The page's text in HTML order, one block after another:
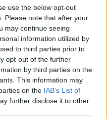
use the below opt-out
Please note that after your
may continue seeing
information utilized by
to third parties prior to
opt-out of the further
by third parties on the
This information may
on the IAB’s List of
further disclose it to other